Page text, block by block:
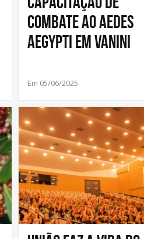
combate ao Aedes
Aegypti em Vanini
Em 05/06/2025